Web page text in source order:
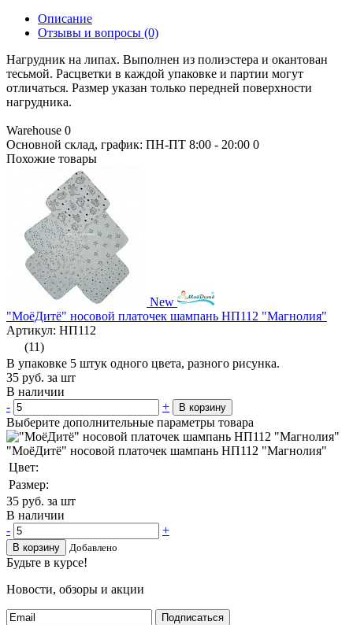
Описание
Отзывы и вопросы (0)
Нагрудник на липах. Выполнен из полиэстера и окантован
тесьмой. Расцветки в каждой упаковке и партии могут
отличаться. Размер указан только передней поверхности
нагрудника.
Warehouse 0
Основной склад, график: ПН-ПТ 8:00 - 20:00 0
Похожие товары
New
"МоёДитё" носовой платочек шампань НП112 "Магнолия"
Артикул: НП112
(11)
В упаковке 5 штук одного цвета, разного рисунка.
35 руб. за шт
В наличии
-
+ В корзину
Выберите дополнительные параметры товара
"МоёДитё" носовой платочек шампань НП112 "Магнолия"
Цвет:
Размер:
35 руб. за шт
В наличии
-
+
В корзину Добавлено
Будьте в курсе!
Новости, обзоры и акции
Подписаться